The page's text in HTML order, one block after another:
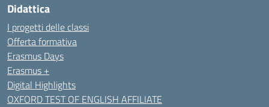
Didattica
I progetti delle classi
Offerta formativa
Erasmus Days
Erasmus +
Digital Highlights
OXFORD TEST OF ENGLISH AFFILIATE